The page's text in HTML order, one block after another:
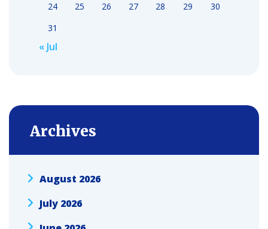
24
25 26 27 28 29
30
31
« Jul
Archives
August 2026
July 2026